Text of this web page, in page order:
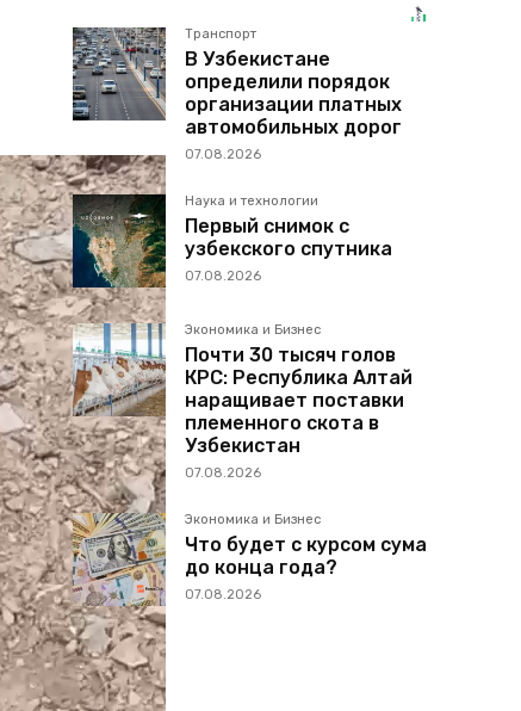
Транспорт
В Узбекистане
определили порядок
организации платных
автомобильных дорог
07.08.2026
Наука и технологии
Первый снимок с
узбекского спутника
07.08.2026
Экономика и Бизнес
Почти 30 тысяч голов
КРС: Республика Алтай
наращивает поставки
племенного скота в
Узбекистан
07.08.2026
Экономика и Бизнес
Что будет с курсом сума
до конца года?
07.08.2026